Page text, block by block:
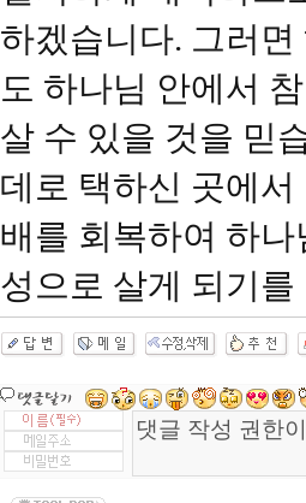
하겠습니다. 그러
도 하나님 안에서
살 수 있을 것을 믿
데로 택하신 곳에
배를 회복하여 하
성으로 살게 되기